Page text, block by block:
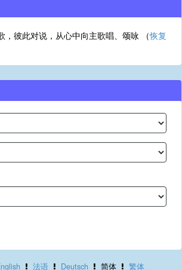
，彼此对说，从心中向主歌唱、颂咏 （恢复
法语 Deutsch 简体 繁体